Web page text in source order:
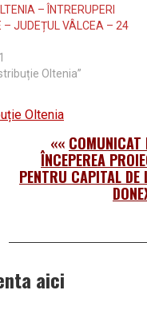
– ÎNTRERUPERI
– JUDEȚUL VÂLCEA – 24
Oltenia”
Oltenia
«« COMUNICAT
ÎNCEPEREA
PENTRU CAPITAL
aici